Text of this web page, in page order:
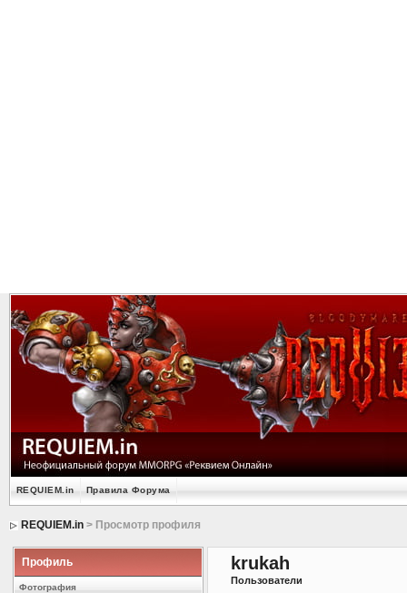
REQUIEM.in Правила Форума
REQUIEM.in> Просмотр профиля
Профиль
Фотография
krukah
Пользователи